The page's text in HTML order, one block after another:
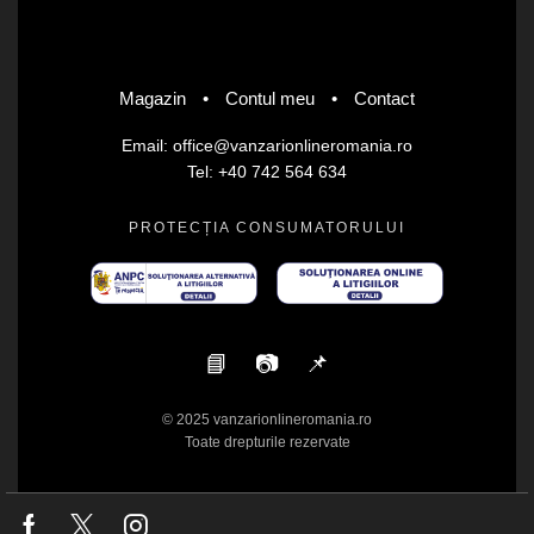
Magazin • Contul meu • Contact
Email: office@vanzarionlineromania.ro
Tel: +40 742 564 634
PROTECȚIA CONSUMATORULUI
📘 📷 📌
© 2025 vanzarionlineromania.ro
Toate drepturile rezervate